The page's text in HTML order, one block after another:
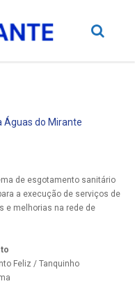
Águas do Mirante
de esgotamento sanitário
a execução de serviços de
e melhorias na rede de
Feliz / Tanquinho